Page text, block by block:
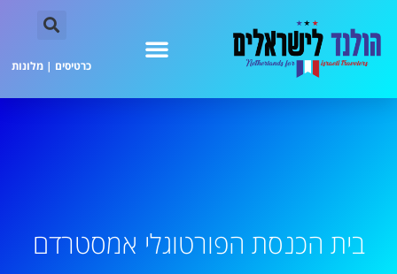
כרטיסים | מלונות
בית הכנסת הפורטוגלי אמסטרדם